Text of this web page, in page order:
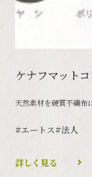
ケナフマットコ
天然素材を硬質不織布
#エートス#法人
詳しく見る